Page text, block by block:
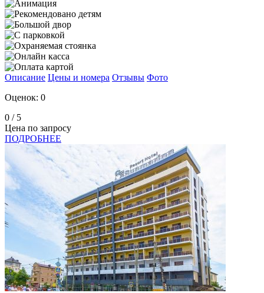
Описание Цены и номера Отзывы Фото
Оценок: 0
0 / 5
Цена по запросу
ПОДРОБНЕЕ